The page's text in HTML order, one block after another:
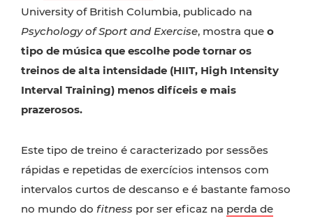
University of British Columbia, publicado na
Psychology of Sport and Exercise, mostra que o
tipo de música que escolhe pode tornar os
treinos de alta intensidade (HIIT, High Intensity
Interval Training) menos difíceis e mais
prazerosos.
Este tipo de treino é caracterizado por sessões
rápidas e repetidas de exercícios intensos com
intervalos curtos de descanso e é bastante famoso
no mundo do fitness por ser eficaz na perda de